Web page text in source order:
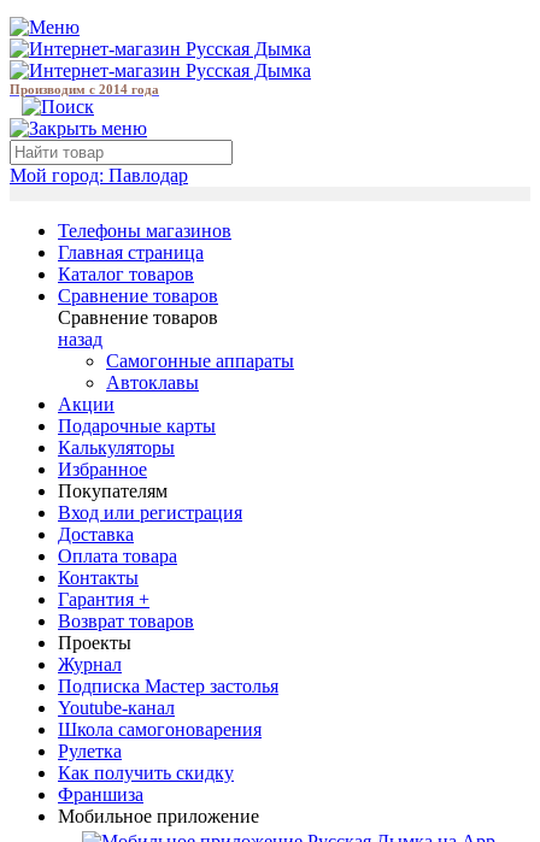
Производим с 2014 года
Мой город: Павлодар
Телефоны магазинов
Главная страница
Каталог товаров
Сравнение товаров
Сравнение товаров
назад
Самогонные аппараты
Автоклавы
Акции
Подарочные карты
Калькуляторы
Избранное
Покупателям
Вход или регистрация
Доставка
Оплата товара
Контакты
Гарантия +
Возврат товаров
Проекты
Журнал
Подписка Мастер застолья
Youtube-канал
Школа самогоноварения
Рулетка
Как получить скидку
Франшиза
Мобильное приложение